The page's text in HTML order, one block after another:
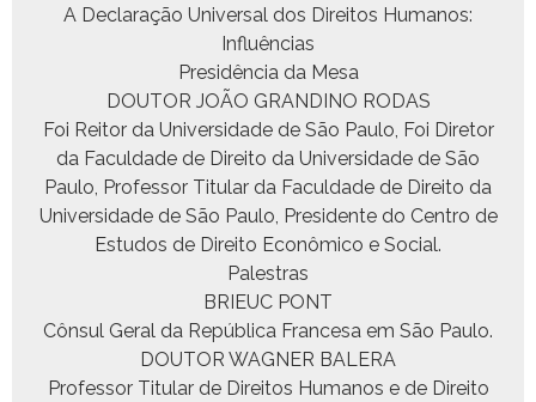
A Declar­ação Uni­ver­sal dos Dire­itos Humanos:
Influências
Presidên­cia da Mesa
DOUTOR JOÃO GRANDINO RODAS
Foi Reitor da Uni­ver­si­dade de São Paulo, Foi Dire­tor
da Fac­ul­dade de Dire­ito da Uni­ver­si­dade de São
Paulo, Pro­fes­sor Tit­u­lar da Fac­ul­dade de Dire­ito da
Uni­ver­si­dade de São Paulo, Pres­i­dente do Cen­tro de
Estu­dos de Dire­ito Econômi­co e Social.
Palestras
BRIEUC PONT
Côn­sul Ger­al da Repúbli­ca France­sa em São Paulo.
DOUTOR WAGNER BALERA
Pro­fes­sor Tit­u­lar de Dire­itos Humanos e de Dire­ito